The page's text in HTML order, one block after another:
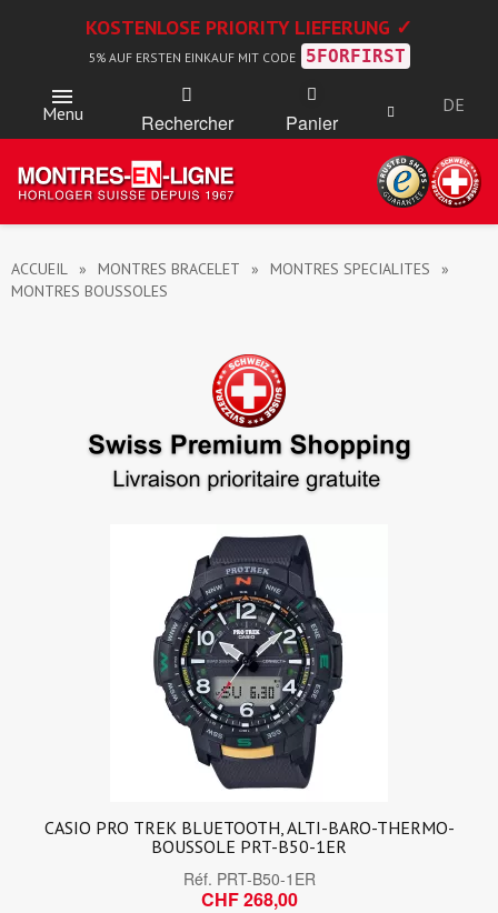
KOSTENLOSE PRIORITY LIEFERUNG ✓
5% AUF ERSTEN EINKAUF MIT CODE 5FORFIRST
Menu Rechercher Panier
DE
ACCUEIL MONTRES BRACELET
MONTRES SPECIALITES
MONTRES BOUSSOLES
CASIO PRO TREK BLUETOOTH, ALTI-BARO-THERMO-
BOUSSOLE PRT-B50-1ER
Réf. PRT-B50-1ER
CHF 268,00